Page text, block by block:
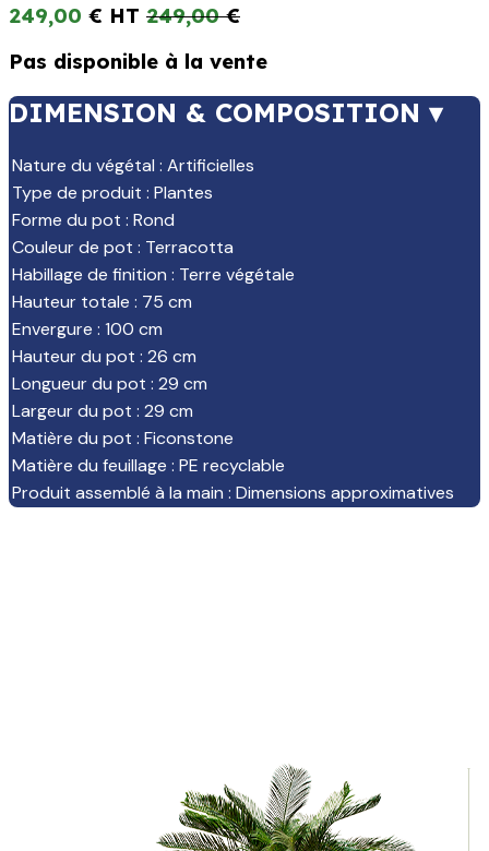
249,00 € 249,00€
Pas disponible à la vente
DIMENSION & COMPOSITION ▾
Nature du végétal : Artificielles
Type de produit : Plantes
Forme du pot : Rond
Couleur de pot : Terracotta
Habillage de finition : Terre végétale
Hauteur totale : 75 cm
Envergure : 100 cm
Hauteur du pot : 26 cm
Longueur du pot : 29 cm
Largeur du pot : 29 cm
Matière du pot : Ficonstone
Matière du feuillage : PE recyclable
Produit assemblé à la main : Dimensions approximatives